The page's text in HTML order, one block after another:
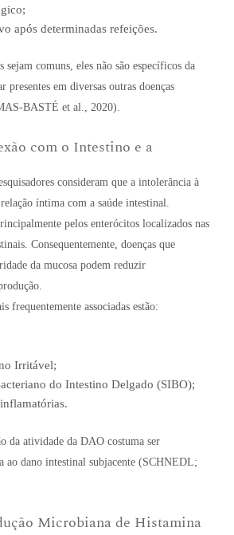
após determinadas refeições.
sejam comuns, eles não são específicos da
presentes em diversas outras doenças
BASTÉ et al., 2020).
com o Intestino e a
consideram que a intolerância à
íntima com a saúde intestinal.
pelos enterócitos localizados nas
Consequentemente, doenças que
da mucosa podem reduzir
frequentemente associadas estão:
Irritável;
do Intestino Delgado (SIBO);
da atividade da DAO costuma ser
ao dano intestinal subjacente (SCHNEDL;
Microbiana de Histamina